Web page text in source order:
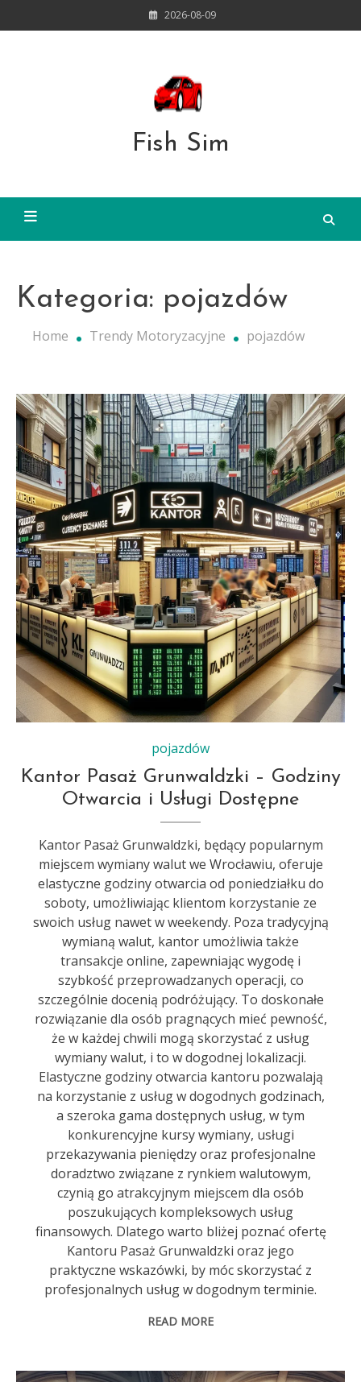
to
2026-08-09
Fish Sim
Kategoria: pojazdów
Home Trendy Motoryzacyjne pojazdów
pojazdów
Kantor Pasaż Grunwaldzki – Godziny
Otwarcia i Usługi Dostępne
Kantor Pasaż Grunwaldzki, będący popularnym
miejscem wymiany walut we Wrocławiu, oferuje
elastyczne godziny otwarcia od poniedziałku do
soboty, umożliwiając klientom korzystanie ze
swoich usług nawet w weekendy. Poza tradycyjną
wymianą walut, kantor umożliwia także
transakcje online, zapewniając wygodę i
szybkość przeprowadzanych operacji, co
szczególnie docenią podróżujący. To doskonałe
rozwiązanie dla osób pragnących mieć pewność,
że w każdej chwili mogą skorzystać z usług
wymiany walut, i to w dogodnej lokalizacji.
Elastyczne godziny otwarcia kantoru pozwalają
na korzystanie z usług w dogodnych godzinach,
a szeroka gama dostępnych usług, w tym
konkurencyjne kursy wymiany, usługi
przekazywania pieniędzy oraz profesjonalne
doradztwo związane z rynkiem walutowym,
czynią go atrakcyjnym miejscem dla osób
poszukujących kompleksowych usług
finansowych. Dlatego warto bliżej poznać ofertę
Kantoru Pasaż Grunwaldzki oraz jego
praktyczne wskazówki, by móc skorzystać z
profesjonalnych usług w dogodnym terminie.
READ MORE